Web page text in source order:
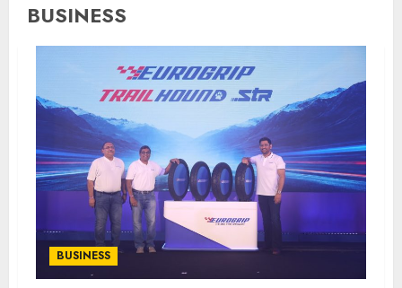
BUSINESS
BUSINESS